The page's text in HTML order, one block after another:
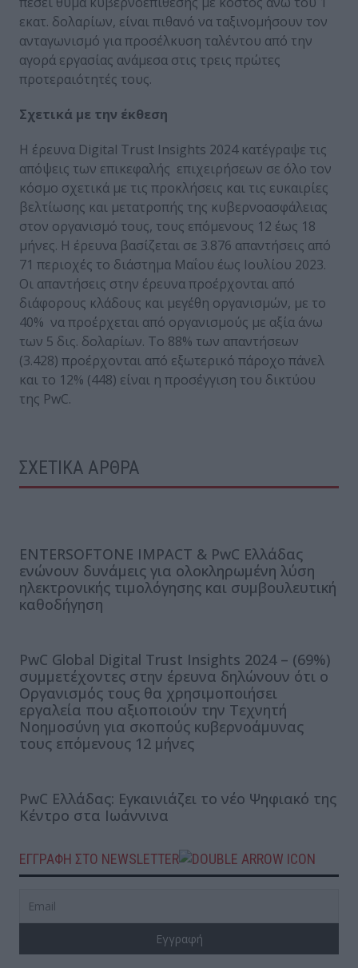
εκατ. δολαρίων, είναι πιθανό να ταξινομήσουν τον
ανταγωνισμό για προσέλκυση ταλέντου από την
αγορά εργασίας ανάμεσα στις τρεις πρώτες
προτεραιότητές τους.
Σχετικά με την έκθεση
Η έρευνα Digital Trust Insights 2024 κατέγραψε τις
απόψεις των επικεφαλής επιχειρήσεων σε όλο τον
κόσμο σχετικά με τις προκλήσεις και τις ευκαιρίες
βελτίωσης και μετατροπής της κυβερνοασφάλειας
στον οργανισμό τους, τους επόμενους 12 έως 18
μήνες. Η έρευνα βασίζεται σε 3.876 απαντήσεις από
71 περιοχές το διάστημα Μαΐου έως Ιουλίου 2023.
Οι απαντήσεις στην έρευνα προέρχονται από
διάφορους κλάδους και μεγέθη οργανισμών, με το
40% να προέρχεται από οργανισμούς με αξία άνω
των 5 δις. δολαρίων. Το 88% των απαντήσεων
(3.428) προέρχονται από εξωτερικό πάροχο πάνελ
και το 12% (448) είναι η προσέγγιση του δικτύου
της PwC.
ΣΧΕΤΙΚΑ ΑΡΘΡΑ
ENTERSOFTONE IMPACT & PwC Ελλάδας
ενώνουν δυνάμεις για ολοκληρωμένη λύση
ηλεκτρονικής τιμολόγησης και συμβουλευτική
καθοδήγηση
PwC Global Digital Trust Insights 2024 – (69%)
συμμετέχοντες στην έρευνα δηλώνουν ότι ο
Οργανισμός τους θα χρησιμοποιήσει
εργαλεία που αξιοποιούν την Τεχνητή
Νοημοσύνη για σκοπούς κυβερνοάμυνας
τους επόμενους 12 μήνες
PwC Ελλάδας: Εγκαινιάζει το νέο Ψηφιακό της
Κέντρο στα Ιωάννινα
ΕΓΓΡΑΦΗ ΣΤΟ NEWSLETTER